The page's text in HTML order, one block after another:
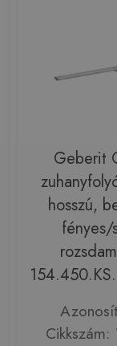
Geberit
hosszú,
fényes/
Cikkszám: